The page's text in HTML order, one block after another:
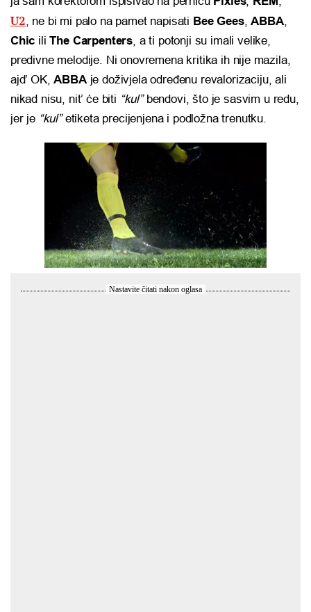
U2, ne bi mi palo na pamet napisati Bee Gees,ABBA,
Chic iliThe Carpenters, a ti potonji su imali velike,
predivne melodije. Ni onovremena kritika ih nije mazila,
ajd’ OK,ABBAje doživjela određenu revalorizaciju, ali
nikad nisu, nit’ će biti “kul”bendovi, što je sasvim u redu,
jer je “kul”etiketa precijenjena i podložna trenutku.
Nastavite čitati nakon oglasa